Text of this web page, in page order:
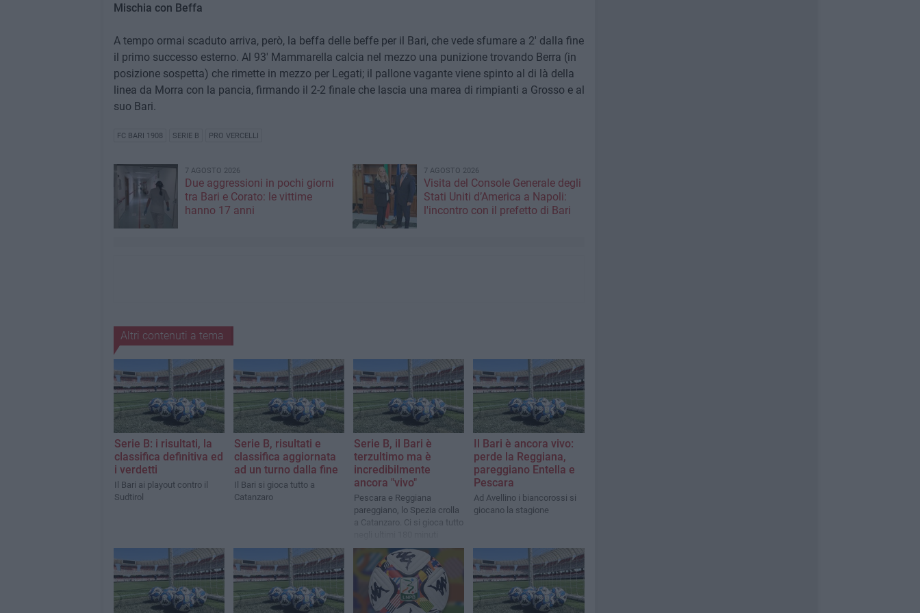
Mischia con Beffa
A tempo ormai scaduto arriva, però, la beffa delle beffe per il Bari, che vede sfumare a 2' dalla fine
il primo successo esterno. Al 93' Mammarella calcia nel mezzo una punizione trovando Berra (in
posizione sospetta) che rimette in mezzo per Legati; il pallone vagante viene spinto al di là della
linea da Morra con la pancia, firmando il 2-2 finale che lascia una marea di rimpianti a Grosso e al
suo Bari.
FC BARI 1908 SERIE B PRO VERCELLI
7 AGOSTO 2026
Due aggressioni in pochi giorni
tra Bari e Corato: le vittime
hanno 17 anni
7 AGOSTO 2026
Visita del Console Generale degli
Stati Uniti d’America a Napoli:
l'incontro con il prefetto di Bari
Altri contenuti a tema
Serie B: i risultati, la
classifica definitiva ed
i verdetti
Il Bari ai playout contro il
Sudtirol
Serie B, risultati e
classifica aggiornata
ad un turno dalla fine
Il Bari si gioca tutto a
Catanzaro
Serie B, il Bari è
terzultimo ma è
incredibilmente
ancora "vivo"
Pescara e Reggiana
pareggiano, lo Spezia crolla
a Catanzaro. Ci si gioca tutto
Il Bari è ancora vivo:
perde la Reggiana,
pareggiano Entella e
Pescara
Ad Avellino i biancorossi si
giocano la stagione